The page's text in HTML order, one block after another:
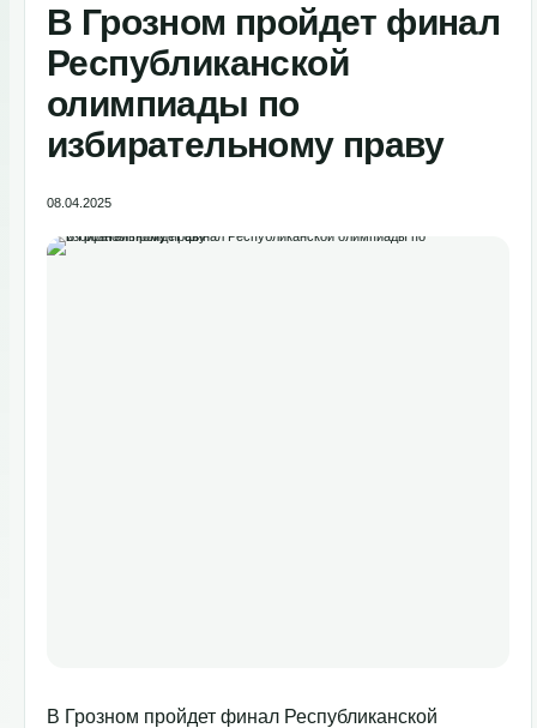
В Грозном пройдет финал
Республиканской
олимпиады по
избирательному праву
08.04.2025
В Грозном пройдет финал Республиканской